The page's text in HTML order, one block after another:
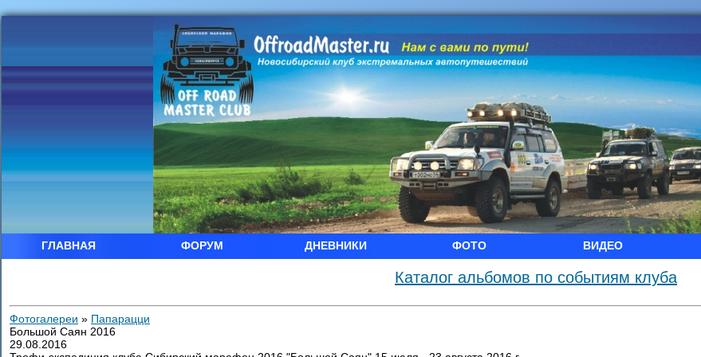
ГЛАВНАЯ ФОРУМ ДНЕВНИКИ ФОТО ВИДЕО
Каталог альбомов по событиям клуба
Фотогалереи » Папарацци
Большой Саян 2016
29.08.2016